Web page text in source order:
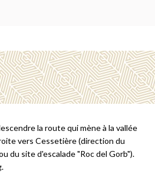
la route qui mène à la vallée
vers Cessetière (direction du
du site d'escalade "Roc del Gorb").